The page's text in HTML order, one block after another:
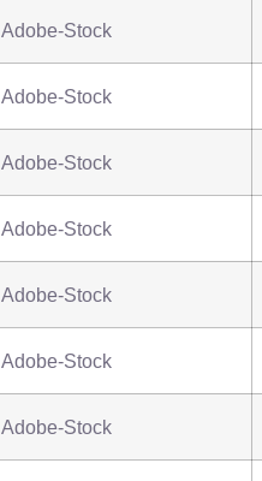
Adobe-Stock
Adobe-Stock
Adobe-Stock
Adobe-Stock
Adobe-Stock
Adobe-Stock
Adobe-Stock